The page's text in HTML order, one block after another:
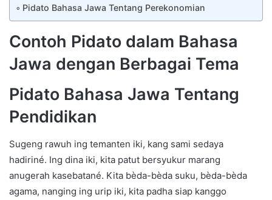
Pidato Bahasa Jawa Tentang Perekonomian
Contoh Pidato dalam Bahasa
Jawa dengan Berbagai Tema
Pidato Bahasa Jawa Tentang
Pendidikan
Sugeng rawuh ing temanten iki, kang sami sedaya
hadiriné. Ing dina iki, kita patut bersyukur marang
anugerah kasebatané. Kita bèda-bèda suku, bèda-bèda
agama, nanging ing urip iki, kita padha siap kanggo